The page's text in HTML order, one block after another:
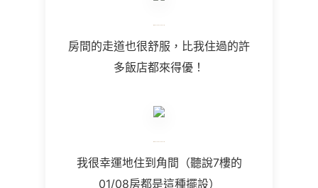
房間的走道也很舒服，比我住過的許
多飯店都來得優！
我很幸運地住到角間（聽說7樓的
01/08房都是這種擺設）